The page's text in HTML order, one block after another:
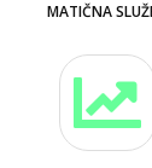
MATIČNA